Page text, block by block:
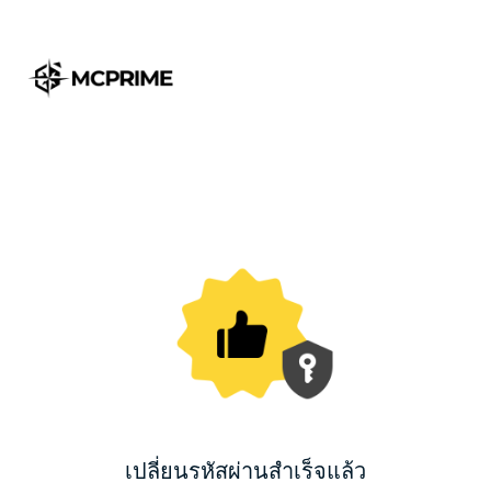
เปลี่ยนรหัสผ่านสำเร็จแล้ว